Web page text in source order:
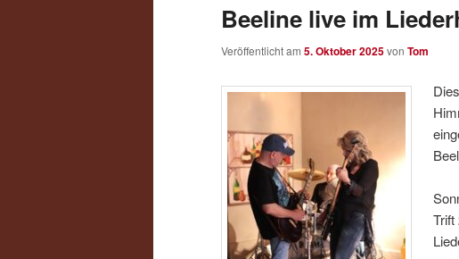
Beeline live im
Veröffentlicht am 5. Oktober 2025von Tom
Trift